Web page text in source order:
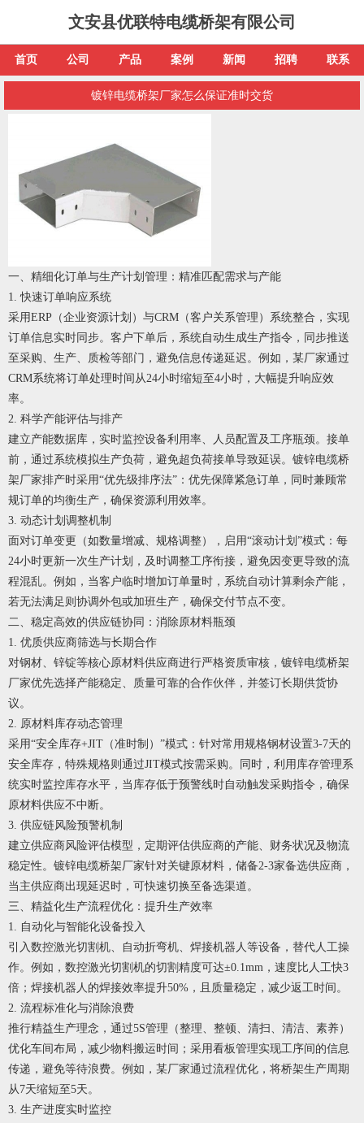
文安县优联特电缆桥架有限公司
首页 公司 产品 案例 新闻 招聘 联系
镀锌电缆桥架厂家怎么保证准时交货
一、精细化订单与生产计划管理：精准匹配需求与产能
1. 快速订单响应系统
采用ERP（企业资源计划）与CRM（客户关系管理）系统整合，实现
订单信息实时同步。客户下单后，系统自动生成生产指令，同步推送
至采购、生产、质检等部门，避免信息传递延迟。例如，某厂家通过
CRM系统将订单处理时间从24小时缩短至4小时，大幅提升响应效
率。
2. 科学产能评估与排产
建立产能数据库，实时监控设备利用率、人员配置及工序瓶颈。接单
前，通过系统模拟生产负荷，避免超负荷接单导致延误。 镀锌电缆桥
架厂家排产时采用“优先级排序法”：优先保障紧急订单，同时兼顾常
规订单的均衡生产，确保资源利用效率。
3. 动态计划调整机制
面对订单变更（如数量增减、规格调整），启用“滚动计划”模式：每
24小时更新一次生产计划，及时调整工序衔接，避免因变更导致的流
程混乱。例如，当客户临时增加订单量时，系统自动计算剩余产能，
若无法满足则协调外包或加班生产，确保交付节点不变。
二、稳定高效的供应链协同：消除原材料瓶颈
1. 优质供应商筛选与长期合作
对钢材、锌锭等核心原材料供应商进行严格资质审核， 镀锌电缆桥架
厂家优先选择产能稳定、质量可靠的合作伙伴，并签订长期供货协
议。
2. 原材料库存动态管理
采用“安全库存+JIT（准时制）”模式：针对常用规格钢材设置3-7天的
安全库存，特殊规格则通过JIT模式按需采购。同时，利用库存管理系
统实时监控库存水平，当库存低于预警线时自动触发采购指令，确保
原材料供应不中断。
3. 供应链风险预警机制
建立供应商风险评估模型，定期评估供应商的产能、财务状况及物流
稳定性。 镀锌电缆桥架厂家针对关键原材料，储备2-3家备选供应商，
当主供应商出现延迟时，可快速切换至备选渠道。
三、精益化生产流程优化：提升生产效率
1. 自动化与智能化设备投入
引入数控激光切割机、自动折弯机、焊接机器人等设备，替代人工操
作。例如，数控激光切割机的切割精度可达±0.1mm，速度比人工快3
倍；焊接机器人的焊接效率提升50%，且质量稳定，减少返工时间。
2. 流程标准化与消除浪费
推行精益生产理念，通过5S管理（整理、整顿、清扫、清洁、素养）
优化车间布局，减少物料搬运时间；采用看板管理实现工序间的信息
传递，避免等待浪费。例如，某厂家通过流程优化，将桥架生产周期
从7天缩短至5天。
3. 生产进度实时监控